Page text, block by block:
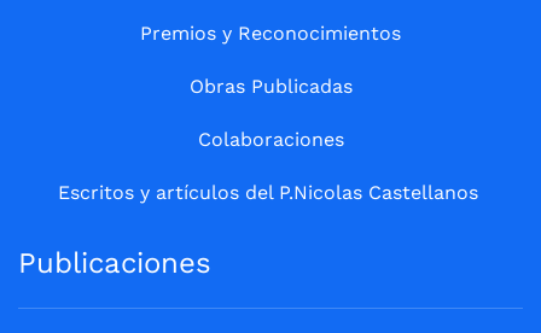
Premios y Reconocimientos
Obras Publicadas
Colaboraciones
Escritos y artículos del P.Nicolas Castellanos
Publicaciones